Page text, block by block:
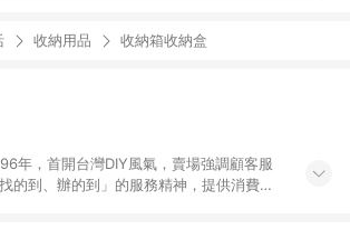
收納用品 收納箱收納盒
年，首開台灣DIY風氣，賣場強調顧客服
的到、辦的到」的服務精神，提供消費者